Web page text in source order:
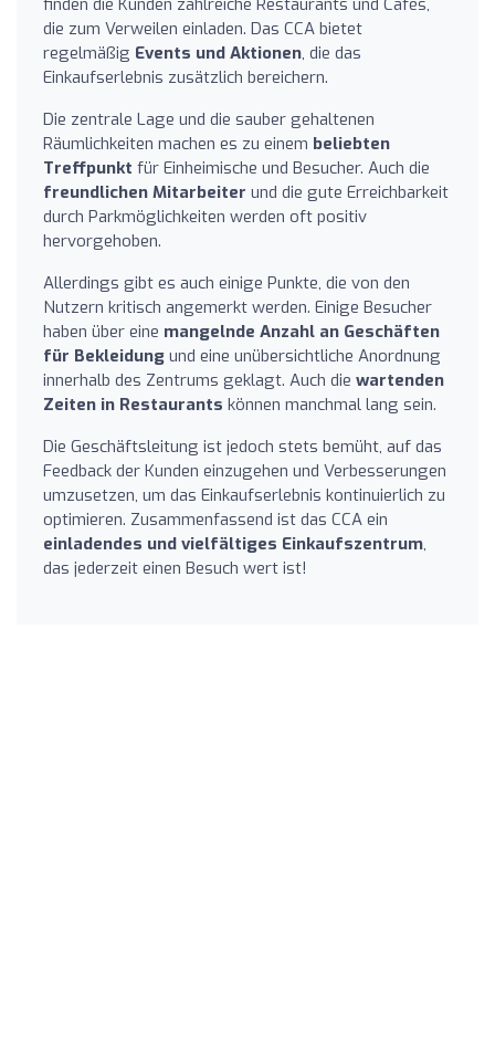
die zum Verweilen einladen. Das CCA bietet
regelmäßig Events und Aktionen, die das
Einkaufserlebnis zusätzlich bereichern.
Die zentrale Lage und die sauber gehaltenen
Räumlichkeiten machen es zu einem beliebten
Treffpunkt für Einheimische und Besucher. Auch die
freundlichen Mitarbeiter und die gute Erreichbarkeit
durch Parkmöglichkeiten werden oft positiv
hervorgehoben.
Allerdings gibt es auch einige Punkte, die von den
Nutzern kritisch angemerkt werden. Einige Besucher
haben über eine mangelnde Anzahl an Geschäften
für Bekleidung und eine unübersichtliche Anordnung
innerhalb des Zentrums geklagt. Auch die wartenden
Zeiten in Restaurants können manchmal lang sein.
Die Geschäftsleitung ist jedoch stets bemüht, auf das
Feedback der Kunden einzugehen und Verbesserungen
umzusetzen, um das Einkaufserlebnis kontinuierlich zu
optimieren. Zusammenfassend ist das CCA ein
einladendes und vielfältiges Einkaufszentrum,
das jederzeit einen Besuch wert ist!